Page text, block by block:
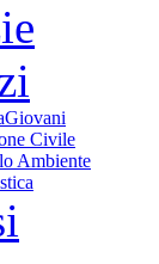
Civile
Ambiente